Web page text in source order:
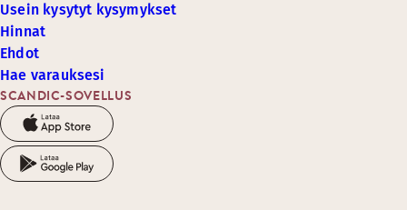
SCANDIC-SOVELLUS
Usein kysytyt kysymykset
Hinnat
Ehdot
Hae varauksesi